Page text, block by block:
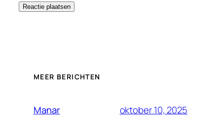
MEER BERICHTEN
Manar oktober 10, 2025